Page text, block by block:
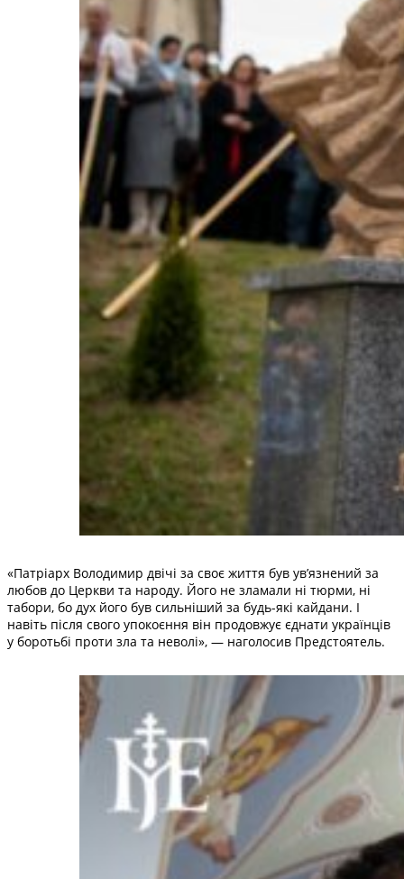
«Патріарх Володимир двічі за своє життя був ув’язнений за
любов до Церкви та народу. Його не зламали ні тюрми, ні
табори, бо дух його був сильніший за будь-які кайдани. І
навіть після свого упокоєння він продовжує єднати українців
у боротьбі проти зла та неволі», — наголосив Предстоятель.